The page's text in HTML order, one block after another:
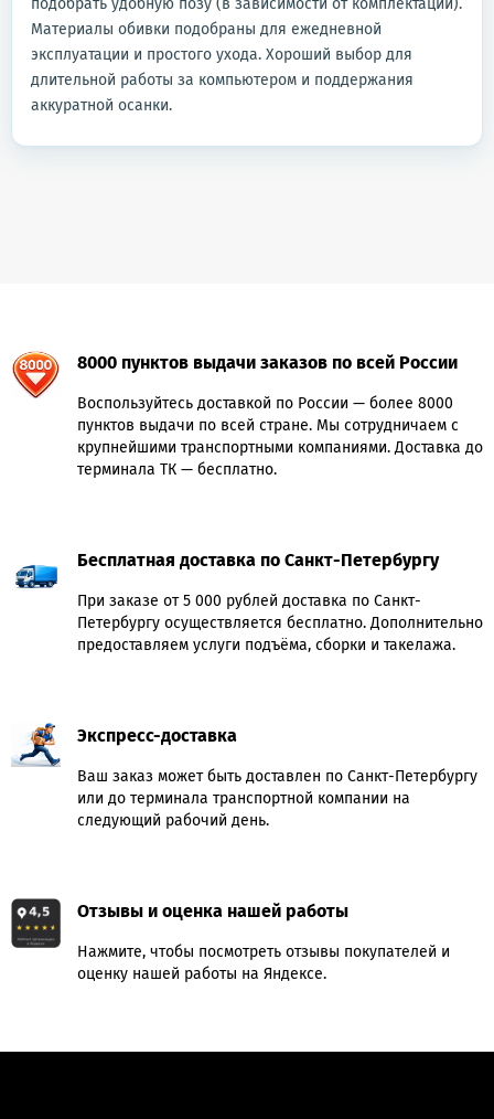
подобрать удобную позу (в зависимости от комплектации).
Материалы обивки подобраны для ежедневной
эксплуатации и простого ухода. Хороший выбор для
длительной работы за компьютером и поддержания
аккуратной осанки.
8000 пунктов выдачи заказов по всей России
Воспользуйтесь доставкой по России — более 8000
пунктов выдачи по всей стране. Мы сотрудничаем с
крупнейшими транспортными компаниями. Доставка до
терминала ТК — бесплатно.
Бесплатная доставка по Санкт-Петербургу
При заказе от 5 000 рублей доставка по Санкт-
Петербургу осуществляется бесплатно. Дополнительно
предоставляем услуги подъёма, сборки и такелажа.
Экспресс-доставка
Ваш заказ может быть доставлен по Санкт-Петербургу
или до терминала транспортной компании на
следующий рабочий день.
Отзывы и оценка нашей работы
Нажмите, чтобы посмотреть отзывы покупателей и
оценку нашей работы на Яндексе.